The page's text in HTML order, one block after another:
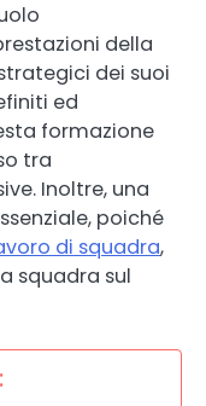
della
dei suoi
ed
formazione
tra
Inoltre, una
poiché
di squadra,
squadra sul